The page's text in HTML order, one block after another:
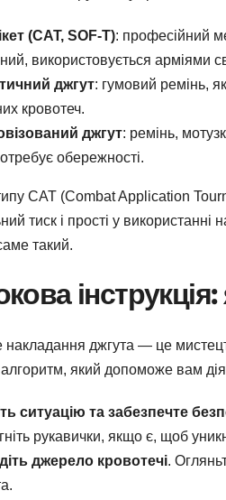
(CAT, SOF-T): професійний
використовується арміями
джгут: гумовий ремінь,
кровотеч.
джгут: ремінь,
обережності.
CAT (Combat Application
тиск і прості у
такий.
джгута — це
який допоможе вам
ситуацію та забезпечте
рукавички, якщо є, щоб
джерело кровотечі.